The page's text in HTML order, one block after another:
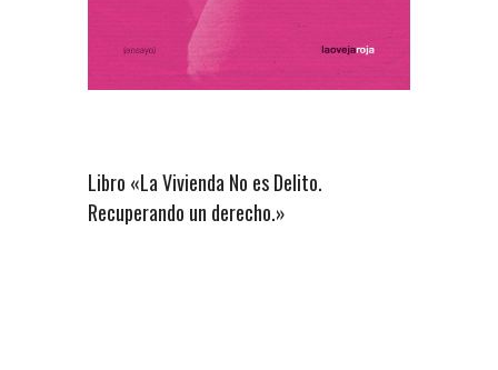
Libro «La Vivienda No es Delito.
Recuperando un derecho.»